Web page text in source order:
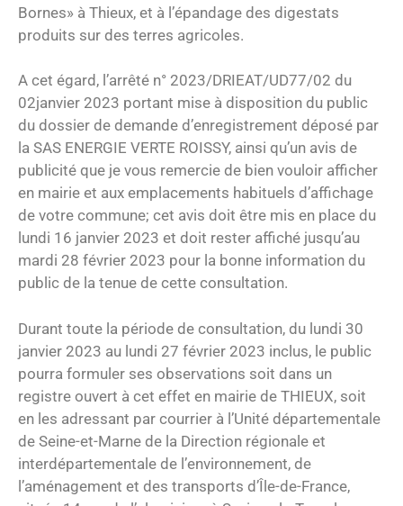
Bornes» à Thieux, et à l’épandage des digestats
produits sur des terres agricoles.
A cet égard, l’arrêté n° 2023/DRIEAT/UD77/02 du
02janvier 2023 portant mise à disposition du public
du dossier de demande d’enregistrement déposé par
la SAS ENERGIE VERTE ROISSY, ainsi qu’un avis de
publicité que je vous remercie de bien vouloir afficher
en mairie et aux emplacements habituels d’affichage
de votre commune; cet avis doit être mis en place du
lundi 16 janvier 2023 et doit rester affiché jusqu’au
mardi 28 février 2023 pour la bonne information du
public de la tenue de cette consultation.
Durant toute la période de consultation, du lundi 30
janvier 2023 au lundi 27 février 2023 inclus, le public
pourra formuler ses observations soit dans un
registre ouvert à cet effet en mairie de THIEUX, soit
en les adressant par courrier à l’Unité départementale
de Seine-et-Marne de la Direction régionale et
interdépartementale de l’environnement, de
l’aménagement et des transports d’Île-de-France,